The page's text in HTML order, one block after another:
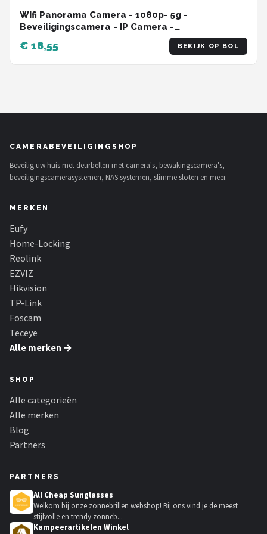
Wifi Panorama Camera - 1080p- 5g -
Beveiligingscamera - IP Camera -
Camerabewaking - E27 Dikke Fitting- Spy
Camera - 2-Weg Audio - Beweeg en
Geluidsdetectie - Nachtvisie - Draadloos -
€ 18,55 BEKIJK OP BOL
CAMERABEVEILIGINGSHOP
Beveilig uw huis met deurbellen met camera's, bewakingscamera's,
beveiligingscamerasystemen, NAS systemen, slimme sloten en meer.
MERKEN
Eufy
Home-Locking
Reolink
EZVIZ
Hikvision
TP-Link
Foscam
Teceye
Alle merken →
SHOP
Alle categorieën
Alle merken
Blog
Partners
PARTNERS
All Cheap Sunglasses
Welkom bij onze zonnebrillen webshop! Bij ons vind je de meest
stijlvolle en trendy zonneb...
Kampeerartikelen Winkel